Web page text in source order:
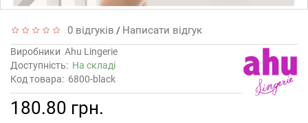
0 відгуків / Написати відгук
Виробники Ahu Lingerie
Доступність: На складі
Код товара: 6800-black
180.80 грн.